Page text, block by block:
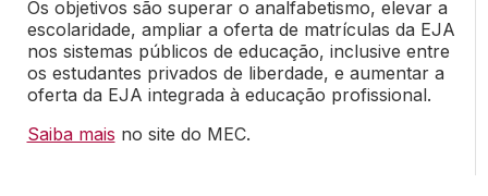
Os objetivos são superar o analfabetismo, elevar a
escolaridade, ampliar a oferta de matrículas da EJA
nos sistemas públicos de educação, inclusive entre
os estudantes privados de liberdade, e aumentar a
oferta da EJA integrada à educação profissional.
Saiba mais no site do MEC.